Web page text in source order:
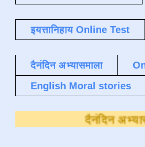
इयत्तानिहाय Online Test
दैनंदिन अभ्यासमाला
English Moral stories